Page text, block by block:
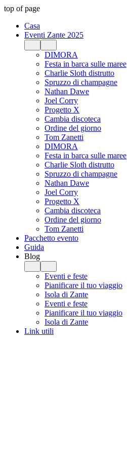
top of page
Casa
Eventi Zante 2025
DIMORA
Festa in barca sulle maree
Charlie Sloth distrutto
Spruzzo di champagne
Nathan Dawe
Joel Corry
Progetto X
Cambia discoteca
Ordine del giorno
Tom Zanetti
DIMORA
Festa in barca sulle maree
Charlie Sloth distrutto
Spruzzo di champagne
Nathan Dawe
Joel Corry
Progetto X
Cambia discoteca
Ordine del giorno
Tom Zanetti
Pacchetto evento
Guida
Blog
Eventi e feste
Pianificare il tuo viaggio
Isola di Zante
Eventi e feste
Pianificare il tuo viaggio
Isola di Zante
Link utili